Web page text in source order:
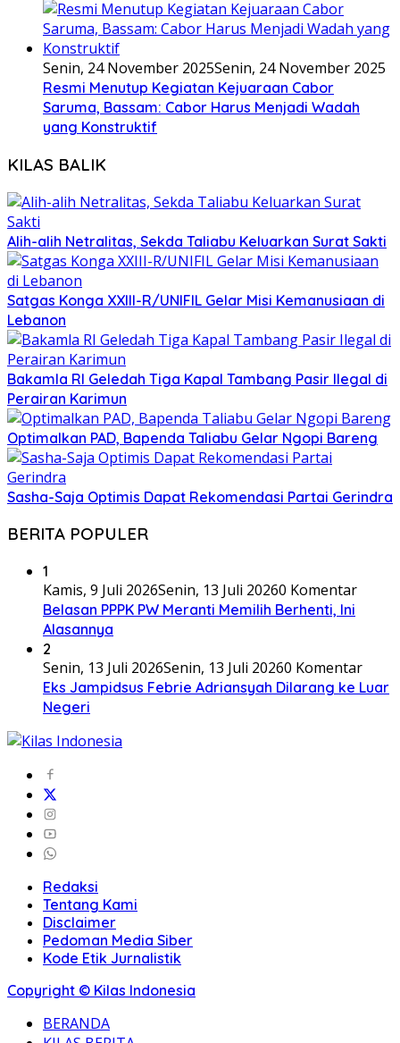
Senin, 24 November 2025Senin, 24 November 2025
Resmi Menutup Kegiatan Kejuaraan Cabor
Saruma, Bassam: Cabor Harus Menjadi Wadah
yang Konstruktif
KILAS BALIK
Alih-alih Netralitas, Sekda Taliabu Keluarkan Surat Sakti
Satgas Konga XXIII-R/UNIFIL Gelar Misi Kemanusiaan di
Lebanon
Bakamla RI Geledah Tiga Kapal Tambang Pasir Ilegal di
Perairan Karimun
Optimalkan PAD, Bapenda Taliabu Gelar Ngopi Bareng
Sasha-Saja Optimis Dapat Rekomendasi Partai Gerindra
BERITA POPULER
1
Kamis, 9 Juli 2026Senin, 13 Juli 20260 Komentar
Belasan PPPK PW Meranti Memilih Berhenti, Ini
Alasannya
2
Senin, 13 Juli 2026Senin, 13 Juli 20260 Komentar
Eks Jampidsus Febrie Adriansyah Dilarang ke Luar
Negeri
Redaksi
Tentang Kami
Disclaimer
Pedoman Media Siber
Kode Etik Jurnalistik
Copyright © Kilas Indonesia
BERANDA